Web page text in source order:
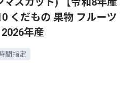
くだもの 果物 フルーツ
年産
間指定